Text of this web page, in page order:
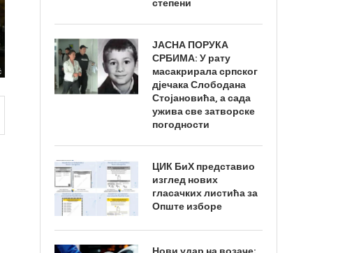
степени
ЈАСНА ПОРУКА
СРБИМА: У рату
масакрирала српског
дјечака Слободана
Стојановића, а сада
ужива све затворске
погодности
ЦИК БиХ представио
изглед нових
гласачких листића за
Опште изборе